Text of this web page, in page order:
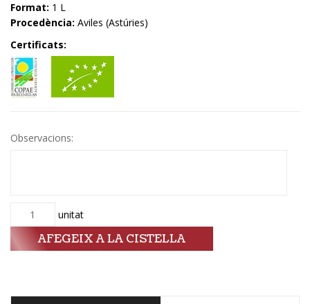
Format: 1 L
Procedència: Aviles (Astúries)
Certificats:
Observacions:
Quantitat unitat
AFEGEIX A LA CISTELLA